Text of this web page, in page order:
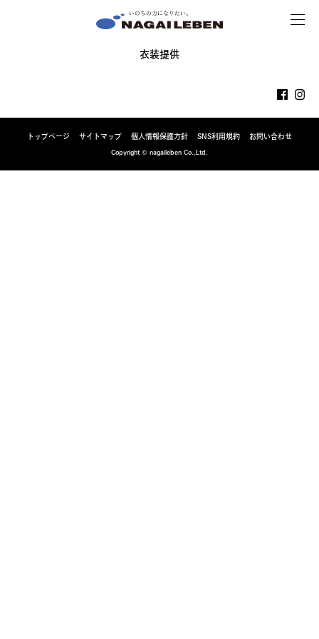
MENU
衣装提供
トップページ サイトマップ 個人情報保護方針 SNS利用規約
お問い合わせ
Copyright © nagaileben Co.,Ltd.